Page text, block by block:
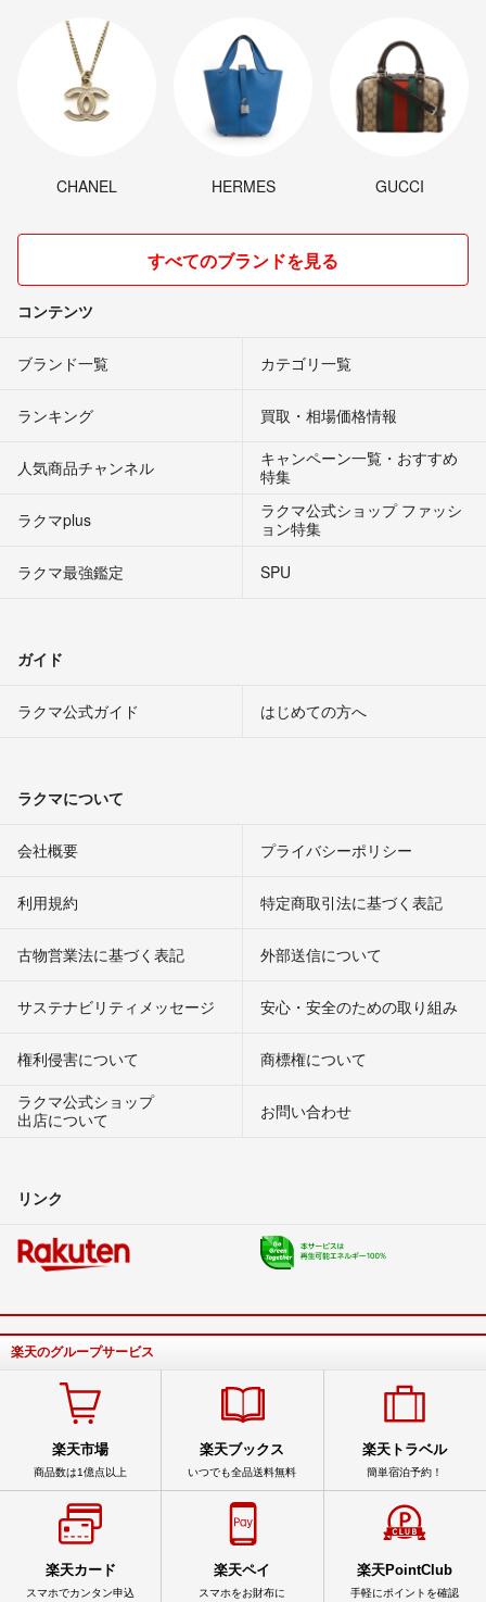
CHANEL HERMES GUCCI
すべてのブランドを見る
コンテンツ
ブランド一覧 カテゴリ一覧
ランキング 買取・相場価格情報
人気商品チャンネル
キャンペーン一覧・おすすめ
特集
ラクマplus
ラクマ公式ショップ ファッシ
ョン特集
ラクマ最強鑑定
SPU
ガイド
ラクマ公式ガイド はじめての方へ
ラクマについて
会社概要 プライバシーポリシー
利用規約 特定商取引法に基づく表記
古物営業法に基づく表記 外部送信について
サステナビリティメッセージ 安心・安全のための取り組み
権利侵害について
商標権について
ラクマ公式ショップ
出店について
お問い合わせ
リンク
楽天のグループサービス
楽天市場
商品数は1億点以上
楽天ブックス
いつでも全品送料無料
楽天トラベル
簡単宿泊予約！
楽天カード
スマホでカンタン申込
楽天ペイ
スマホをお財布に
楽天PointClub
手軽にポイントを確認